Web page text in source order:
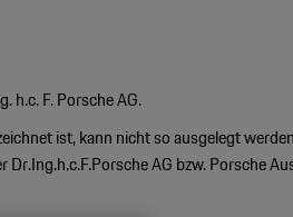
h.c. F. Porsche AG.
ist, kann nicht so ausgelegt
AG bzw. Porsche